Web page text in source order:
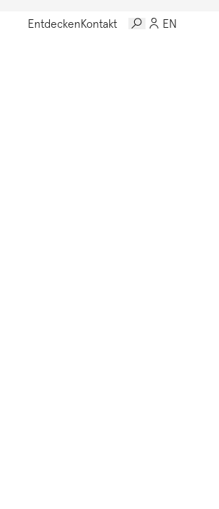
EntdeckenKontakt EN